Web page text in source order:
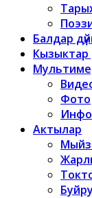
Балдар
Кызыктар
Фото
Актылар